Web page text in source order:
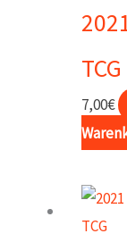
TCG
7,00€